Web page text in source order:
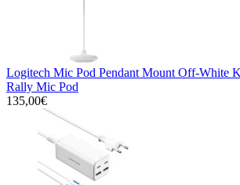
Logitech Mic Pod Pendant Mount Off-White
Rally Mic Pod
135,00€